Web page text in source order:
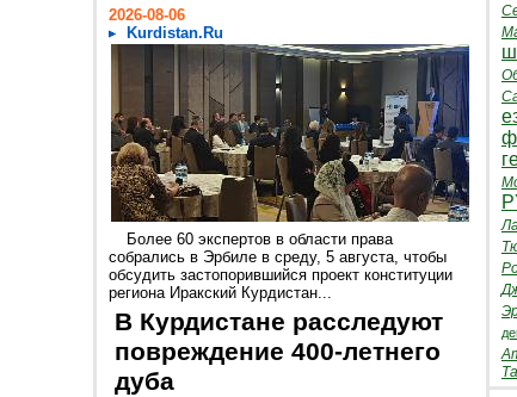
2026-08-06
Kurdistan.Ru
Более 60 экспертов в области права
собрались в Эрбиле в среду, 5 августа, чтобы
обсудить застопорившийся проект конституции
региона Иракский Курдистан...
В Курдистане расследуют
повреждение 400-летнего
дуба